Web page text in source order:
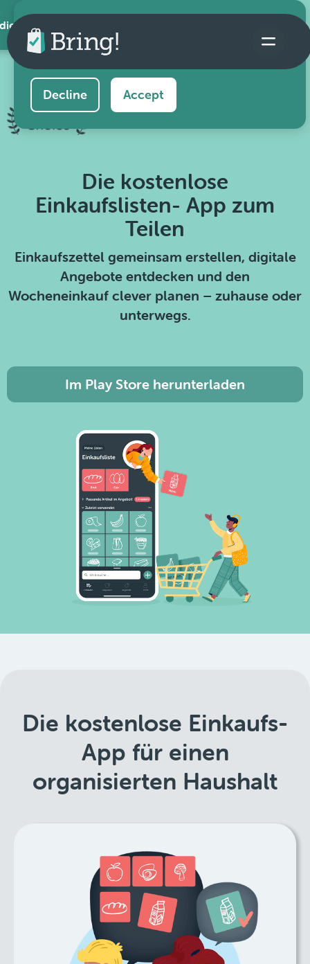
AppThis website uses cookies to ensure you get the
best experience on our website.
Decline Accept
Die kostenlose
Einkaufslisten- App zum
Teilen
Einkaufszettel gemeinsam erstellen, digitale
Angebote entdecken und den
Wocheneinkauf clever planen – zuhause oder
unterwegs.
Im Play Store herunterladen
Die kostenlose Einkaufs-
App für einen
organisierten Haushalt